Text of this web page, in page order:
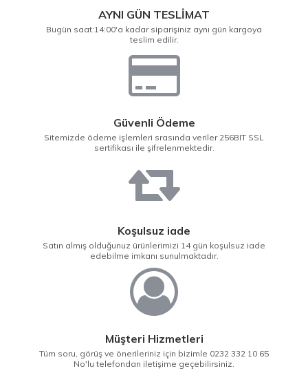
AYNI GÜN TESLİMAT
Bugün saat:14:00'a kadar siparişiniz aynı gün kargoya
teslim edilir.
Güvenli Ödeme
Sitemizde ödeme işlemleri srasında veriler 256BIT SSL
sertifikası ile şifrelenmektedir.
Koşulsuz iade
Satın almış olduğunuz ürünlerimizi 14 gün koşulsuz iade
edebilme imkanı sunulmaktadır.
Müşteri Hizmetleri
Tüm soru, görüş ve önerileriniz için bizimle 0232 332 10 65
No'lu telefondan iletişime geçebilirsiniz.